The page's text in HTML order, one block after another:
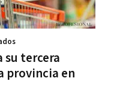
su tercera
provincia en